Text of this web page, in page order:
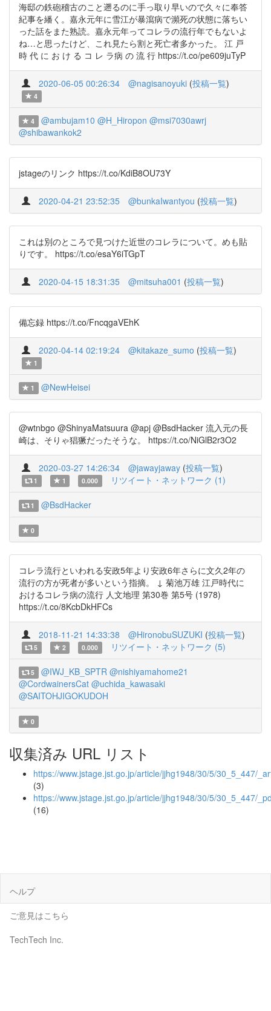
海邸の鉄砲稽古のこと遡るのに手っ取り早いので久々に奉答
紀事を繙く。嘉永元年に雪江が暴瀉病で瀕死の状態に落ちい
った話をまた熟読。嘉永元年ってコレラの流行年でもないよ
ね…と思ったけど、これ見たら割と死亡者多かった。 江 戸
時 代 に お け る コ レ ラ病 の 流 行 https://t.co/pe609juTyP
2020-06-05 00:26:34 @nagisanoyuki (投稿一覧)
4
4 @ambujam10 @H_Hiropon @msi7030awrj
@shibawankok2
jstageのリンク https://t.co/KdiB8OU73Y
2020-04-21 23:52:35 @bunkaIwantyou (投稿一覧)
これは別のところで見つけた近世のコレラについて。めも貼
りです。 https://t.co/esaY6iTGpT
2020-04-15 18:31:35 @mitsuha001 (投稿一覧)
備忘録 https://t.co/FncqgaVEhK
2020-04-14 02:19:24 @kitakaze_sumo (投稿一覧)
1
1 @NewHeisei
@wtnbgo @ShinyaMatsuura @apj @BsdHacker 流入元の長
崎は、そりゃ猖獗だったそうな。 https://t.co/NiGlB2r3O2
2020-03-27 14:26:34 @jawayjaway (投稿一覧)
1 1 0.000 リツイート・ネットワーク (1)
1 @BsdHacker
0
コレラ流行といわれる安政5年より安政6年さらに文久2年の
流行の方が死者が多いという指摘。 ↓ 菊池万雄 江戸時代に
おけるコレラ病の流行 人文地理 第30巻 第5号 (1978)
https://t.co/8KcbDkHFCs
2018-11-21 14:33:38 @HironobuSUZUKI (投稿一覧)
5 2 0.000 リツイート・ネットワーク (5)
5 @IWJ_KB_SPTR @nishiyamahome21
@CordwainersCat @uchida_kawasaki
@SAITOHJIGOKUDOH
0
収集済み URL リスト
https://www.jstage.jst.go.jp/article/jjhg1948/30/5/30_5_447/
(3)
https://www.jstage.jst.go.jp/article/jjhg1948/30/5/30_5_447/
(16)
ヘルプ
ご意見はこちら
TechTech Inc.